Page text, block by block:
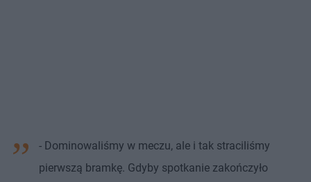
- Dominowaliśmy w meczu, ale i tak straciliśmy
pierwszą bramkę. Gdyby spotkanie zakończyło